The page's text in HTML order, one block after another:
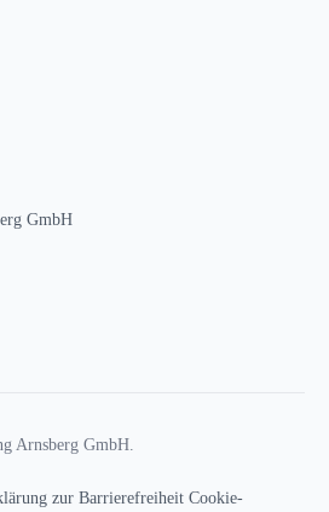
GmbH
Arnsberg GmbH.
zur Barrierefreiheit Cookie-